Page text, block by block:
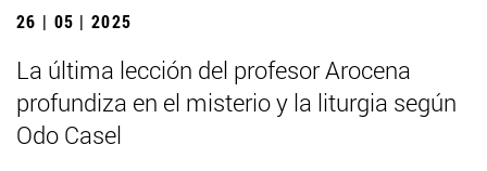
26 | 05 | 2025
La última lección del profesor Arocena
profundiza en el misterio y la liturgia según
Odo Casel